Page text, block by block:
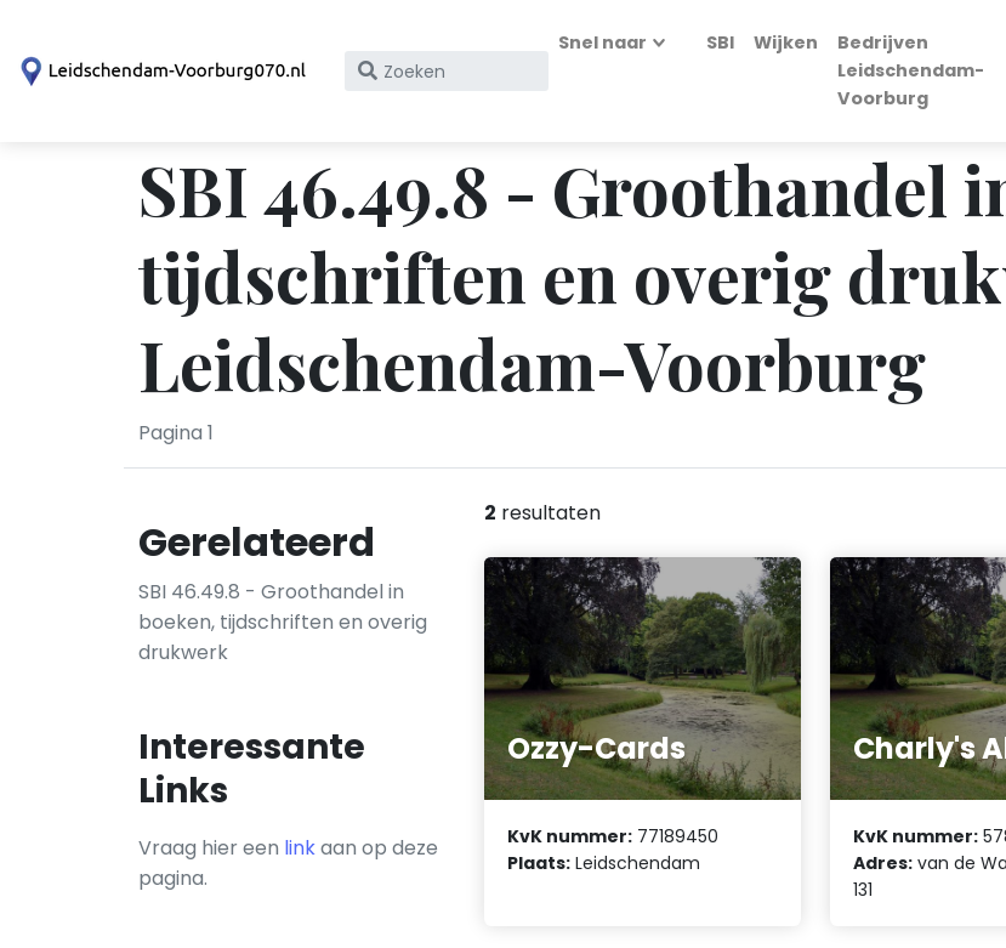
Zoek
KvK
nummer
Snel naar SBI Wijken
Bedrijven
Leidschendam-
Voorburg
SBI 46.49.8 - Groothandel
tijdschriften en overig
Leidschendam-Voorburg
Pagina 1
Gerelateerd
SBI 46.49.8 - Groothandel in
boeken, tijdschriften en overig
drukwerk
Interessante
Links
Vraag hier een linkaan op deze
pagina.
2 resultaten
Ozzy-Cards
KvK nummer: 77189450
Plaats: Leidschendam
Charly's
KvK nummer:
Adres: van de
131